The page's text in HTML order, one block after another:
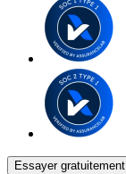
Essayer gratuitement